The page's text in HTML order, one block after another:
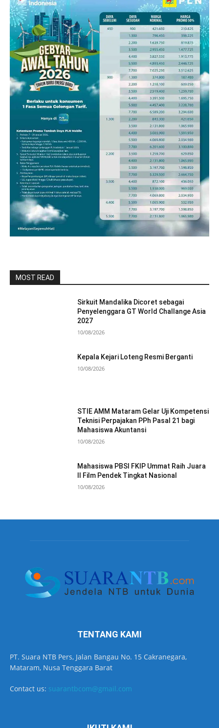
MOST READ
Sirkuit Mandalika Dicoret sebagai
Penyelenggara GT World Challange Asia
2027
10/08/2026
Kepala Kejari Loteng Resmi Berganti
10/08/2026
STIE AMM Mataram Gelar Uji Kompetensi
Teknisi Perpajakan PPh Pasal 21 bagi
Mahasiswa Akuntansi
10/08/2026
Mahasiswa PBSI FKIP Ummat Raih Juara
II Film Pendek Tingkat Nasional
10/08/2026
TENTANG KAMI
PT. Suara NTB Pers, Jalan Bangau No. 15 Cakranegara,
Mataram, Nusa Tenggara Barat
Contact us: suarantbcom@gmail.com